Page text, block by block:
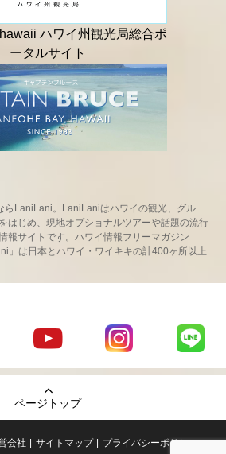
らLaniLani。LaniLaniはハワイの観光、グル
はじめ、現地オプショナルツアーや話題の流行
報サイトです。ハワイ情報フリーマガジン
」は日本とハワイ・ワイキキの計400ヶ所以上
の
Youtube
チャンネ
LaniLani
LaniLani
ページトップ
会社 サイトマップ プライバシーポリシー